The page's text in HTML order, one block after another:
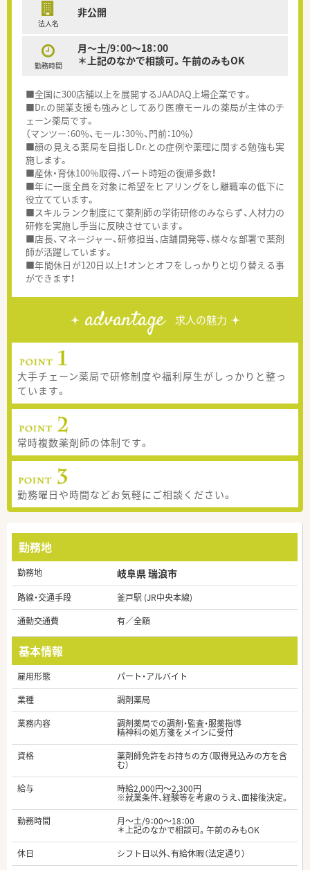
法人名
非公開
勤務時間
月～土/9：00～18：00
＊上記のなかで相談可。午前のみもOK
■全国に300店舗以上を展開するJAADAQ上場企業です。
■Dr.の開業支援も強みとしてあり医療モールの薬局が主体のチ
ェーン薬局です。
（マンツー：60％、モール：30％、門前：10％）
■顔の見える薬局を目指しDr.との症例や薬理に関する勉強も実
施します。
■産休・育休100％取得、パート時短の復帰多数！
■年に一度全員を対象に希望をヒアリングをし離職率の低下に
役立てています。
■スキルランク制度にて薬剤師の学術研修のみならず、人材力の
研修を実施し手当に反映させています。
■店長、マネージャー、研修担当、店舗開発等、様々な部署で薬剤
師が活躍しています。
■年間休日が120日以上！オンとオフをしっかりと切り替える事
ができます！
advantage 求人の魅力
大手チェーン薬局で研修制度や福利厚生がしっかりと整っ
ています。
常時複数薬剤師の体制です。
勤務曜日や時間などお気軽にご相談ください。
勤務地
勤務地 岐阜県 瑞浪市
路線・交通手段
釜戸駅 (JR中央本線)
通勤交通費
有／全額
基本情報
雇用形態
パート・アルバイト
業種
調剤薬局
業務内容
調剤薬局での調剤・監査・服薬指導
精神科の処方箋をメインに受付
資格
薬剤師免許をお持ちの方（取得見込みの方を含
む）
給与
時給2,000円～2,300円
※就業条件、経験等を考慮のうえ、面接後決定。
勤務時間
月～土/9：00～18：00
＊上記のなかで相談可。午前のみもOK
休日
シフト日以外、有給休暇（法定通り）